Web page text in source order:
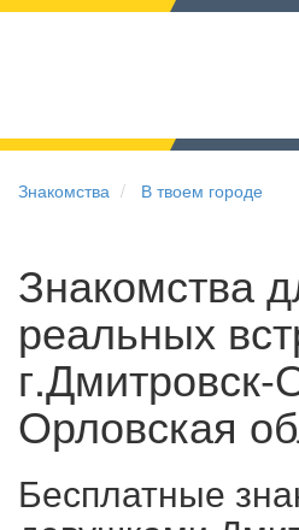
Знакомства В твоем городе
Знакомства
реальных
г.Дмитровск-
Орловская
Бесплатные